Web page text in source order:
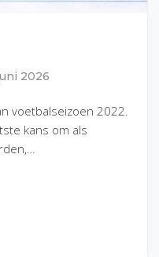
2026
voetbalseizoen 2022.
kans om als